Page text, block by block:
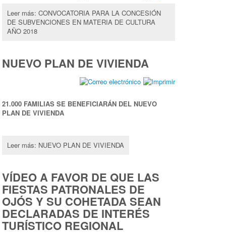
Leer más: CONVOCATORIA PARA LA CONCESIÓN
DE SUBVENCIONES EN MATERIA DE CULTURA
AÑO 2018
NUEVO PLAN DE VIVIENDA
21.000 FAMILIAS SE BENEFICIARÁN DEL NUEVO
PLAN DE VIVIENDA
Leer más: NUEVO PLAN DE VIVIENDA
VÍDEO A FAVOR DE QUE LAS
FIESTAS PATRONALES DE
OJÓS Y SU COHETADA SEAN
DECLARADAS DE INTERÉS
TURÍSTICO REGIONAL